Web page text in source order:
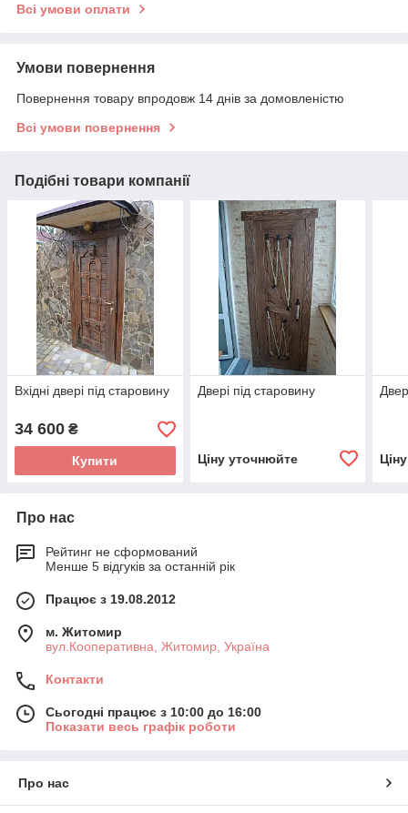
Всі умови оплати
Умови повернення
Повернення товару впродовж 14 днів за домовленістю
Всі умови повернення
Подібні товари компанії
Вхідні двері під старовину
34 600 ₴
Купити
Двері під старовину
Ціну уточнюйте
Про нас
Рейтинг не сформований
Менше 5 відгуків за останній рік
Працює з 19.08.2012
м. Житомир
вул.Кооперативна, Житомир, Україна
Контакти
Сьогодні працює з 10:00 до 16:00
Показати весь графік роботи
Про нас